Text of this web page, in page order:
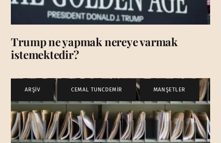
Trump ne yapmak nereye varmak
istemektedir?
ARŞİV CEMAL TUNCDEMİR , MANŞETLER